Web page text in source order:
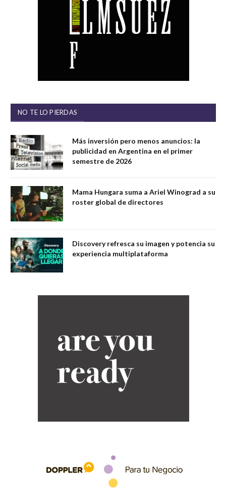
NO TE LO PIERDAS
Más inversión pero menos anuncios: la
publicidad en Argentina en el primer
semestre de 2026
Mama Hungara suma a Ariel Winograd a su
roster global de directores
Discovery refresca su imagen y potencia su
experiencia multiplataforma